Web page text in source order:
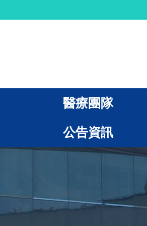
醫療團隊
公告資訊